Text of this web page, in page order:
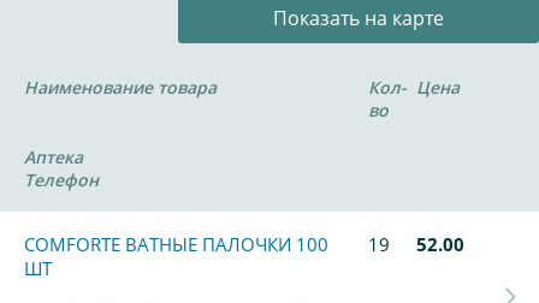
Показать на карте
Наименование товара
Кол-
во
Цена
Аптека
Телефон
COMFORTE ВАТНЫЕ ПАЛОЧКИ 100
ШТ
19 52.00